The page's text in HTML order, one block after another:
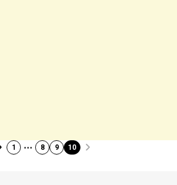
1 … 8 9 10